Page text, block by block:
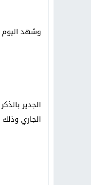
وشهد
الجدير
الجاري